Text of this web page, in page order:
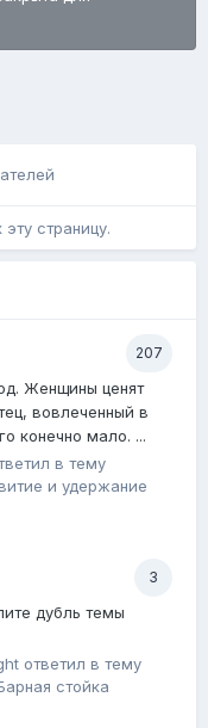
страницу.
207
Женщины ценят
вовлеченный в
конечно мало. ...
в тему
и удержание
3
дубль темы
ответил в тему
стойка